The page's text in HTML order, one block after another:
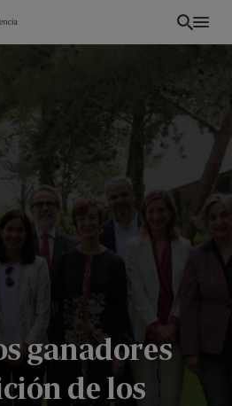
ganadores
de los